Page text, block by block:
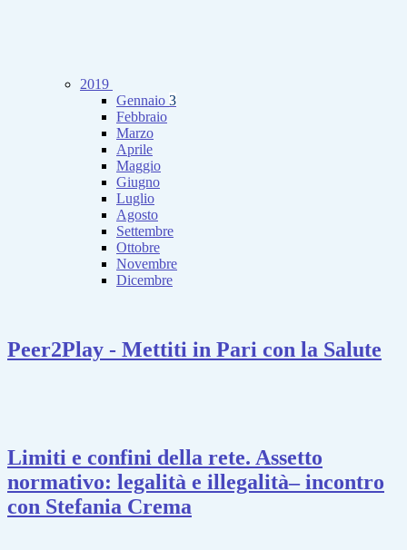
2019
Gennaio 3
Febbraio
Marzo
Aprile
Maggio
Giugno
Luglio
Agosto
Settembre
Ottobre
Novembre
Dicembre
Peer2Play - Mettiti in Pari con la Salute
Limiti e confini della rete. Assetto
normativo: legalità e illegalità– incontro
con Stefania Crema